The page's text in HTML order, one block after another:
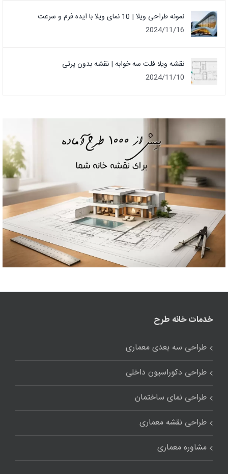
نمونه طراحی ویلا | 10 نمای ویلا با ایده فرم و سرعت
2024/11/16
نقشه ویلا فلت سه خوابه | نقشه بدون پرتی
2024/11/10
خدمات خانه طرح
طراحی سه بعدی معماری
طراحی دکوراسیون داخلی
طراحی نمای ساختمان
طراحی نقشه معماری
مشاوره معماری